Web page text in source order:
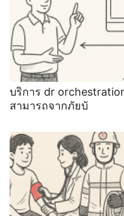
บริการ dr
สามารถจากภัยบั